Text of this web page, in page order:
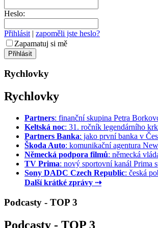
Heslo:
Přihlásit | zapoměli jste heslo?
Zapamatuj si mě
Rychlovky
Rychlovky
Partners: finanční skupina Petra
Keltská noc: 31. ročník legendárního
Partners Banka: jako první banka v
Škoda Auto: komunikační agentura
Německá podpora filmů: německá
TV Prima: nový sportovní kanál Prima
Sony DADC Czech Republic: česká
Další krátké zprávy ⇢
Podcasty - TOP 3
Podcasty - TOP 3